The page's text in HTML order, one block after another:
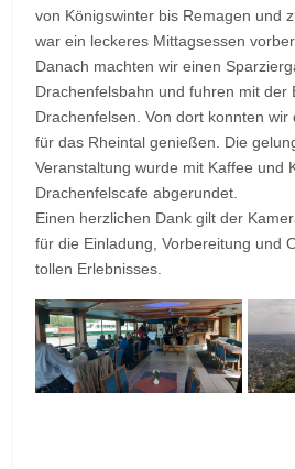
von Königswinter bis Remagen und
war ein leckeres Mittagsessen
Danach machten wir einen
Drachenfelsbahn und fuhren mit der
Drachenfelsen. Von dort konnten wir
für das Rheintal genießen. Die
Veranstaltung wurde mit Kaffee und
Drachenfelscafe abgerundet.
Einen herzlichen Dank gilt der
für die Einladung, Vorbereitung und
tollen Erlebnisses.